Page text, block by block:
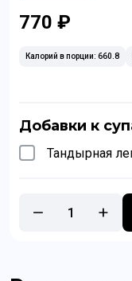
770 ₽
Калорий в порции: 660.8
Добавки к
Тандырная
1